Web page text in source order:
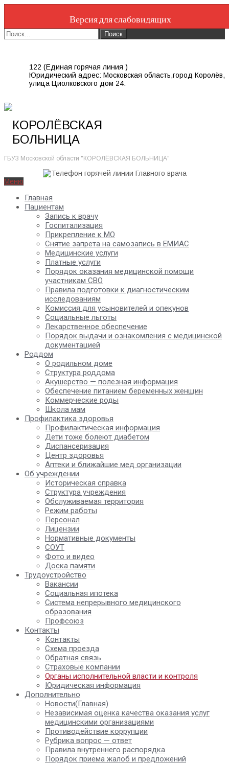
Версия для слабовидящих
122 (Единая горячая линия )
Юридический адрес: Московская область,город Королёв,
улица Циолковского дом 24.
КОРОЛЁВСКАЯ
БОЛЬНИЦА
ГБУЗ Московской области "КОРОЛЁВСКАЯ БОЛЬНИЦА"
Меню
Главная
Пациентам
Запись к врачу
Госпитализация
Прикрепление к МО
Снятие запрета на самозапись в ЕМИАС
Медицинские услуги
Платные услуги
Порядок оказания медицинской помощи
участникам СВО
Правила подготовки к диагностическим
исследованиям
Комиссия для усыновителей и опекунов
Социальные льготы
Лекарственное обеспечение
Порядок выдачи и ознакомления с медицинской
документацией
Роддом
О родильном доме
Структура роддома
Акушерство — полезная информация
Обеспечение питанием беременных женщин
Коммерческие роды
Школа мам
Профилактика здоровья
Профилактическая информация
Дети тоже болеют диабетом
Диспансеризация
Центр здоровья
Аптеки и ближайшие мед организации
Об учреждении
Историческая справка
Структура учреждения
Обслуживаемая территория
Режим работы
Персонал
Лицензии
Нормативные документы
СОУТ
Фото и видео
Доска памяти
Трудоустройство
Вакансии
Социальная ипотека
Система непрерывного медицинского
образования
Профсоюз
Контакты
Контакты
Схема проезда
Обратная связь
Страховые компании
Органы исполнительной власти и контроля
Юридическая информация
Дополнительно
Новости(Главная)
Независимая оценка качества оказания услуг
медицинскими организациями
Противодействие коррупции
Рубрика вопрос — ответ
Правила внутреннего распорядка
Порядок приема жалоб и предложений